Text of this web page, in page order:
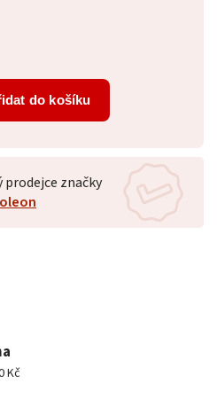
do košíku
značky
Kč